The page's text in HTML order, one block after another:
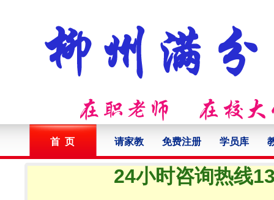
首 页 请家教 免费注册 学员库
24小时咨询热线